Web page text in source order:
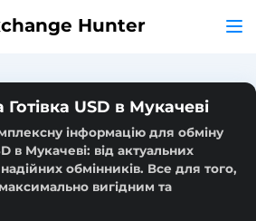
Hunter
USD в Мукачеві
інформацію для обміну
в Мукачеві: від актуальних
обмінників. Все для того,
вигідним та